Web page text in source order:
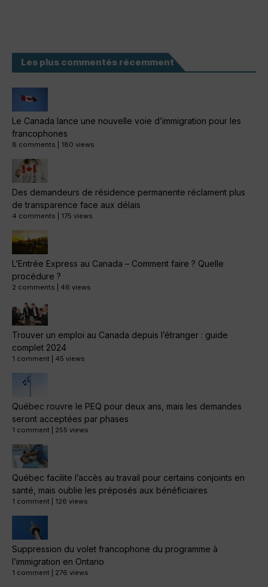
Les plus commentés récemment
Le Canada lance une nouvelle voie d’immigration pour les
francophones
8 comments 180 views
Des demandeurs de résidence permanente réclament plus
de transparence face aux délais
4 comments 175 views
L’Entrée Express au Canada – Comment faire ? Quelle
procédure ?
2 comments 46 views
Trouver un emploi au Canada depuis l’étranger : guide
complet 2024
1 comment 45 views
Québec rouvre le PEQ pour deux ans, mais les demandes
seront acceptées par phases
1 comment 255 views
Québec facilite l’accès au travail pour certains conjoints en
santé, mais oublie les préposés aux bénéficiaires
1 comment 126 views
Suppression du volet francophone du programme à
l’immigration en Ontario
1 comment 276 views